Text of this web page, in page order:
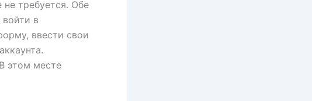
не требуется. Обе
в
ввести свои
этом месте